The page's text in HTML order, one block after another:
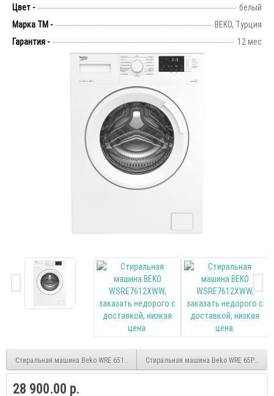
Цвет -
белый
Марка ТМ -
BEKO, Турция
Гарантия -
12 мес
Стиральная машина Beko WRE 6512 BWW Стиральная машина Beko WRE 65P1 BSS
28 900.00 р.